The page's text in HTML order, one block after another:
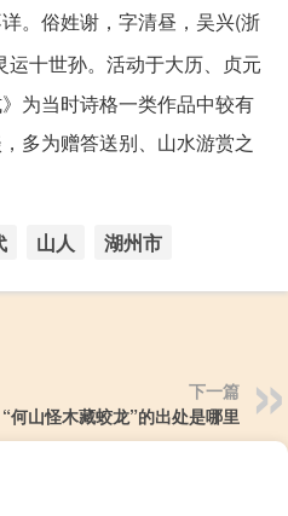
。俗姓谢，字清昼，吴兴(浙
运十世孙。活动于大历、贞元
为当时诗格一类作品中较有
多为赠答送别、山水游赏之
山人 湖州市
下一篇
“何山怪木藏蛟龙”的出处是哪里